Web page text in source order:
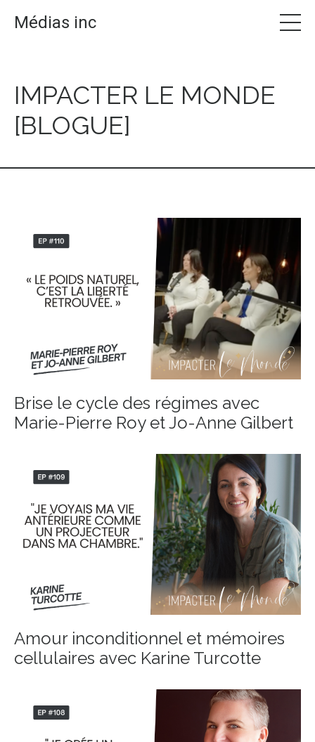
Médias inc
IMPACTER LE MONDE
[BLOGUE]
Brise le cycle des régimes avec
Marie-Pierre Roy et Jo-Anne Gilbert
Amour inconditionnel et mémoires
cellulaires avec Karine Turcotte